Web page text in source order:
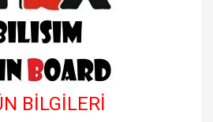
BİLGİLERİ